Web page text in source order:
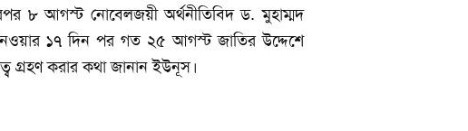
৮ আগস্ট নোবেলজয়ী অর্থনীতিবিদ ড. মুহাম্মদ
১৭ দিন পর গত ২৫ আগস্ট জাতির উদ্দেশে
গ্রহণ করার কথা জানান ইউনূস।